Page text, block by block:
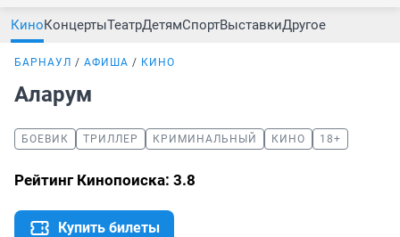
КиноКонцертыТеатрДетямСпортВыставкиДругое
БАРНАУЛ АФИША КИНО
Аларум
БОЕВИК ТРИЛЛЕР КРИМИНАЛЬНЫЙ КИНО 18+
Рейтинг Кинопоиска: 3.8
Купить билеты